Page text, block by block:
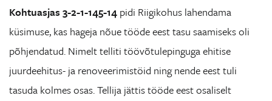
Kohtuasjas 3-2-1-145-14 pidi Riigikohus lahendama
küsimuse, kas hageja nõue tööde eest tasu saamiseks oli
põhjendatud. Nimelt telliti töövõtulepinguga ehitise
juurdeehitus- ja renoveerimistöid ning nende eest tuli
tasuda kolmes osas. Tellija jättis tööde eest osaliselt